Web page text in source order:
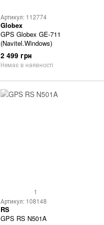
Артикул: 112774
Globex
GPS Globex GE-711
(Navitel.Windows)
2 499 грн
Немає в наявності
1
Артикул: 108148
RS
GPS RS N501A